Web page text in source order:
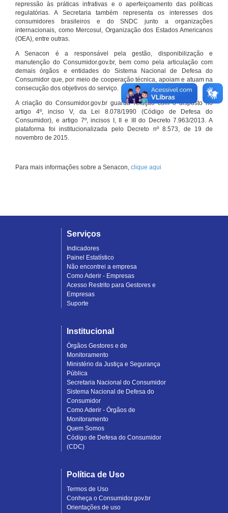
repressão às práticas infrativas e o aperfeiçoamento das políticas
regulatórias. A Secretaria também representa os interesses dos
consumidores brasileiros e do SNDC junto a organizações
internacionais, como Mercosul, Organização dos Estados Americanos
(OEA), entre outras.
A Senacon é a responsável pela gestão, disponibilização e
manutenção do Consumidor.gov.br, bem como pela articulação com
demais órgãos e entidades do Sistema Nacional de Defesa do
Consumidor que, por meio de cooperação técnica, apoiam e atuam na
consecução dos objetivos do serviço.
A criação do Consumidor.gov.br guarda relação com o disposto no
artigo 4º, inciso V, da Lei 8.078/1990 (Código de Defesa do
Consumidor), e artigo 7º, incisos I, II e III do Decreto 7.963/2013. A
plataforma foi institucionalizada pelo Decreto nº 8.573, de 19 de
novembro de 2015.
Para mais informações sobre a Senacon, clique aqui
Serviços
Indicadores
Painel Estatístico
Não encontrei a empresa
Como Aderir - Empresas
Acesso Restrito para Gestores e
Empresas
Suporte
Institucional
Órgãos Gestores e de
Monitoramento
Ministério da Justiça e Segurança
Pública
Secretaria Nacional do Consumidor
Sistema Nacional de Defesa do
Consumidor
Como Aderir - Órgãos de
Monitoramento
Quem Somos
Código de Defesa do Consumidor
(CDC)
Política de Uso
Termos de Uso
Conheça o Consumidor.gov.br
Orientações de uso